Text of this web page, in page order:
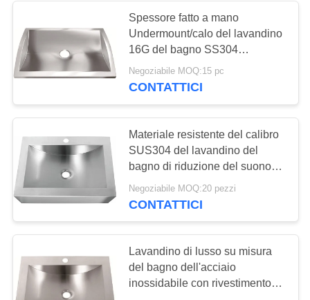
Singolo lavandino di
cucina della ciotola
18
Doppio lavandino di
cucina della ciotola
34
Spessore fatto a mano
Undermount/calo del lavandino
16G del bagno SS304
nell'installazione
Negoziabile MOQ:15 pc
CONTATTICI
Materiale resistente del calibro
SUS304 del lavandino del
bagno di riduzione del suono
16
Negoziabile MOQ:20 pezzi
CONTATTICI
Lavandino di lusso su misura
del bagno dell'acciaio
inossidabile con rivestimento